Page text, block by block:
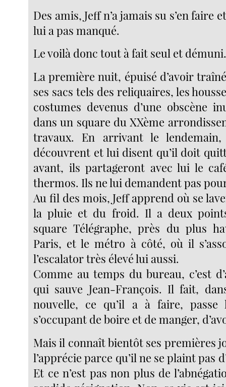
Des amis, Jeff n’a jamais su s’en faire
lui a pas manqué.
Le voilà donc tout à fait seul et
La première nuit, épuisé d’avoir
ses sacs tels des reliquaires, les
costumes devenus d’une obscène
dans un square du XXème
travaux. En arrivant le
découvrent et lui disent qu’il doit
avant, ils partageront avec lui le
thermos. Ils ne lui demandent pas
Au fil des mois, Jeff apprend où se
la pluie et du froid. Il a deux
square Télégraphe, près du plus
Paris, et le métro à côté, où il
l’escalator très élevé lui aussi.
Comme au temps du bureau, c’est
qui sauve Jean-François. Il fait,
nouvelle, ce qu’il a à faire, passe
s’occupant de boire et de manger,
Mais il connaît bientôt ses premières
l’apprécie parce qu’il ne se plaint pas
Et ce n’est pas non plus de